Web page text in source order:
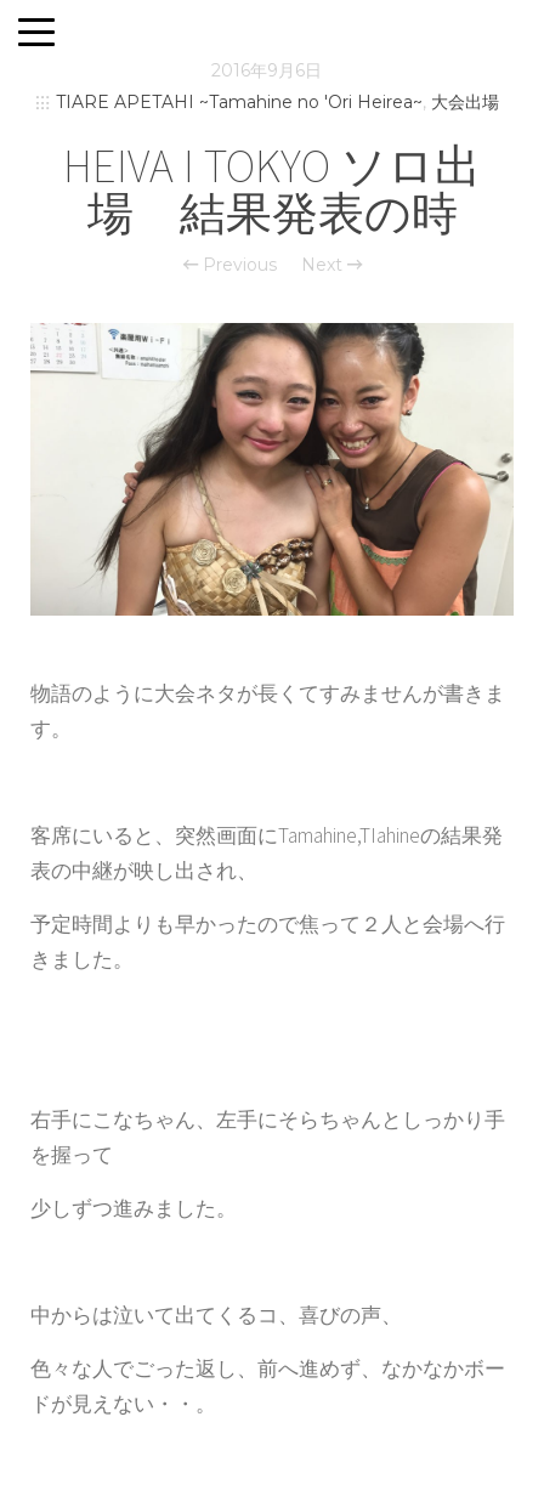
2016年9月6日
TIARE APETAHI ~Tamahine no 'Ori Heirea~, 大会出場
HEIVA I TOKYO ソロ出
場 結果発表の時
Previous Next
物語のように大会ネタが長くてすみませんが書きま
す。
客席にいると、突然画面にTamahine,TIahineの結果発
表の中継が映し出され、
予定時間よりも早かったので焦って２人と会場へ行
きました。
右手にこなちゃん、左手にそらちゃんとしっかり手
を握って
少しずつ進みました。
中からは泣いて出てくるコ、喜びの声、
色々な人でごった返し、前へ進めず、なかなかボー
ドが見えない・・。